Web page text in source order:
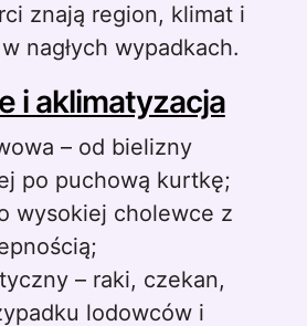
znają region, klimat i
nagłych wypadkach.
i aklimatyzacja
– od bielizny
po puchową kurtkę;
wysokiej cholewce z
– raki, czekan,
lodowców i